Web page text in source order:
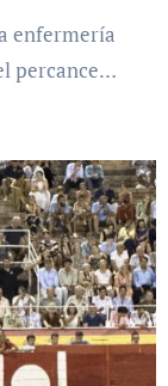
percance…